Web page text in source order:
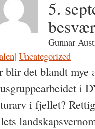
5.
Gunnar
| Uncategorized
blir det blandt mye
i
i fjellet?